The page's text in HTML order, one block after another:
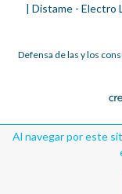
Al navegar por este
| Distame - Electro
Defensa de las y los